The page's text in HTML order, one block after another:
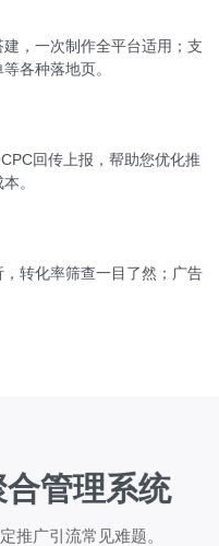
，一次制作全平台适用；支
各种落地页。
回传上报，帮助您优化推
。
转化率筛查一目了然；广告
管理系统
推广引流常见难题。